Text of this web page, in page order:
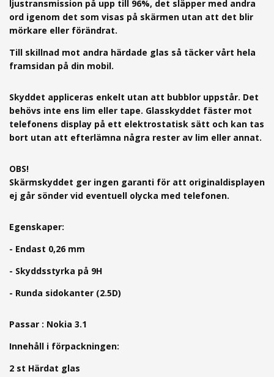
ljustransmission på upp till 96%, det släpper med andra
ord igenom det som visas på skärmen utan att det blir
mörkare eller förändrat.
Till skillnad mot andra härdade glas så täcker vårt hela
framsidan på din mobil.
Skyddet appliceras enkelt utan att bubblor uppstår. Det
behövs inte ens lim eller tape. Glasskyddet fäster mot
telefonens display på ett elektrostatisk sätt och kan tas
bort utan att efterlämna några rester av lim eller annat.
OBS!
Skärmskyddet ger ingen garanti för att originaldisplayen
ej går sönder vid eventuell olycka med telefonen.
Egenskaper:
- Endast 0,26 mm
- Skyddsstyrka på 9H
- Runda sidokanter (2.5D)
Passar : Nokia 3.1
Innehåll i förpackningen:
2 st Härdat glas